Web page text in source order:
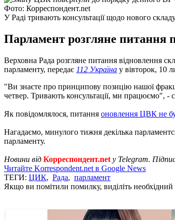
Фото: Корреспондент.net
У Раді тривають консультації щодо нового
Парламент розгляне питання
Верховна Рада розгляне питання відновлення
парламенту, передає 112 Україна у вівторок, 10
"Ви знаєте про принципову позицію нашої
четвер. Тривають консультації, ми працюємо", -
Як повідомлялося, питання оновлення ЦВК не
Нагадаємо, минулого тижня декілька
парламенту.
Новини від Корреспондент.net у Telegram.
Читайте Korrespondent.net в Google News
ТЕГИ: ЦИК, Рада, парламент
Якщо ви помітили помилку, виділіть